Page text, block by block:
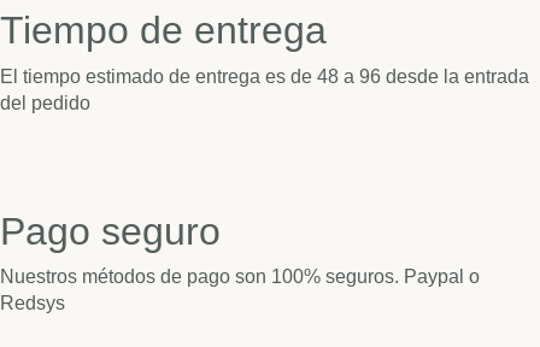
Tiempo de entrega
El tiempo estimado de entrega es de 48 a 96 desde la entrada
del pedido
Pago seguro
Nuestros métodos de pago son 100% seguros. Paypal o
Redsys